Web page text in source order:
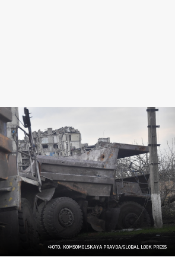
ФОТО: KOMSOMOLSKAYA PRAVDA/GLOBAL LOOK PRESS